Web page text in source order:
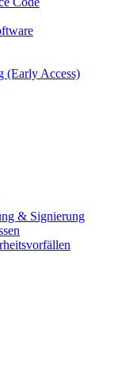
(Early Access)
& Signierung